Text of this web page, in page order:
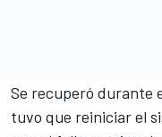
Se recuperó durante
tuvo que reiniciar el